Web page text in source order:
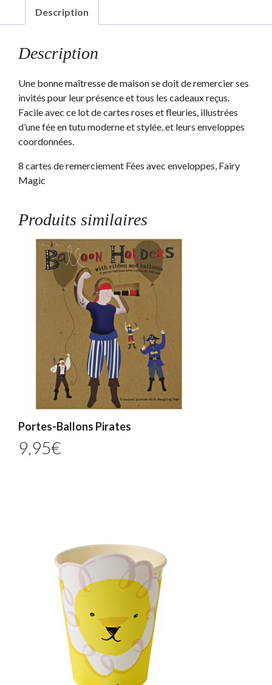
remerciement
Fées
Description
Description
Une bonne maîtresse de maison se doit de remercier ses
invités pour leur présence et tous les cadeaux reçus.
Facile avec ce lot de cartes roses et fleuries, illustrées
d’une fée en tutu moderne et stylée, et leurs enveloppes
coordonnées.
8 cartes de remerciement Fées avec enveloppes, Fairy
Magic
Produits similaires
Portes-Ballons Pirates
9,95€